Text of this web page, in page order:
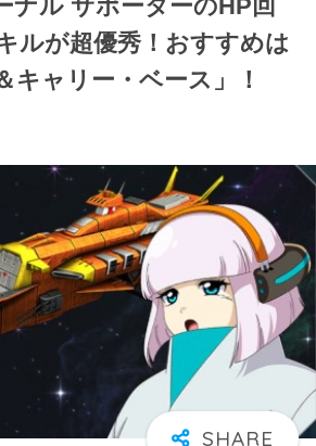
ナル サポーターのHP回
ルが超優秀！おすすめは
キャリー・ベース」！